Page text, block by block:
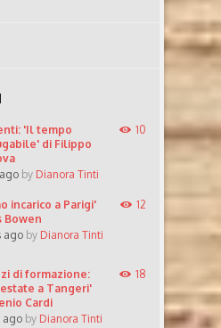
'Il tempo
di Filippo
by Dianora Tinti
10
incarico a Parigi'
Bowen
ago by Dianora Tinti
12
di formazione:
a Tangeri'
Cardi
ago by Dianora Tinti
18